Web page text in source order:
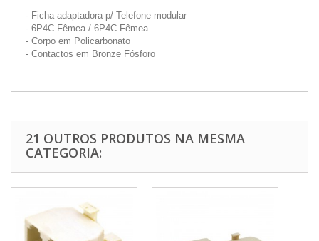
- Ficha adaptadora p/ Telefone modular
- 6P4C Fêmea / 6P4C Fêmea
- Corpo em Policarbonato
- Contactos em Bronze Fósforo
21 OUTROS PRODUTOS NA MESMA
CATEGORIA: